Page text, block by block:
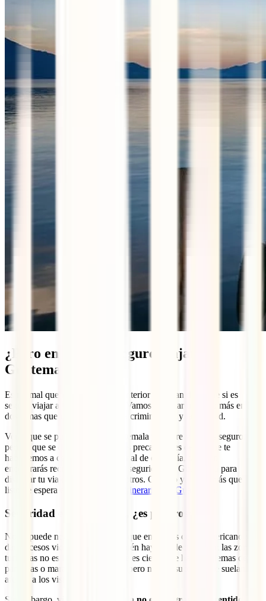
¿Pero entonces es seguro viajar a
Guatemala?
Es normal que leyendo todo lo anterior te surjan dudas de si es
seguro viajar a Guatemala o no. Vamos ahondar un poco más en los
dos temas que más preocupan: la criminalidad y la sanidad.
Verás que se puede viajar a Guatemala por libre y que es seguro,
pero sí que se deben tomar ciertas precauciones de las que te
hablaremos a continuación. Al final de esta guía, también
encontrarás recomendaciones de seguridad en Guatemala para
disfrutar tu viaje tanto como nosotros. Cuando ya estés más que
listo, te espera este espectacular
itinerario por Guatemala
Seguridad en Guatemala, ¿es peligroso?
No se puede negar lo obvio y es que en el país centroamericano se
dan sucesos violentos, pero también hay que decir que en las zonas
turísticas no es lo habitual. Sí que es cierto que hay problemas de
pandillas o maras y narcotráfico, pero no son sucesos que suelan
afectar a los visitantes.